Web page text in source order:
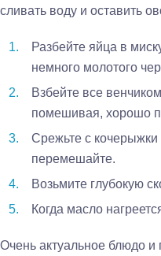
сливать воду и оставить
Разбейте яйца в
немного молотого
Взбейте все
помешивая, хорошо
Срежьте с кочерыжки
перемешайте.
Возьмите глубокую
Когда масло
Очень актуальное блюдо и